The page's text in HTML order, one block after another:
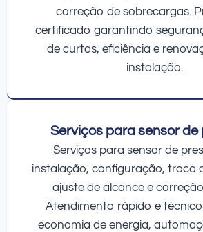
correção de sobrecargas.
certificado garantindo
de curtos, eficiência e
instalação.
Serviços para sensor de
Serviços para sensor de
instalação, configuração, troca
ajuste de alcance e
Atendimento rápido e
economia de energia,